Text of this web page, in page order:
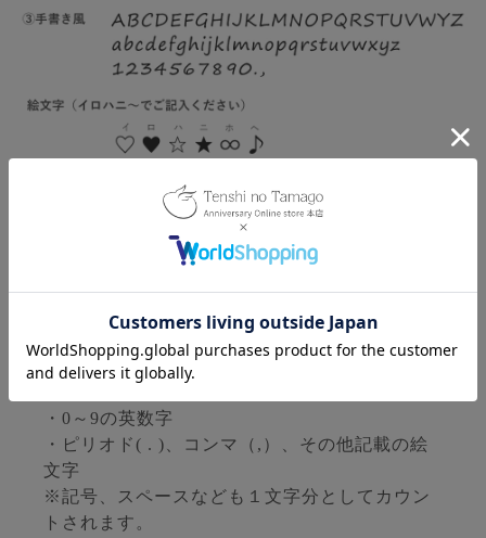
ご希望の方にリングの内側にメッセージやお名
前などを刻印(文字入れ)させていただきます。
◆掲示されています書体見本並びに注意事項を
ご参照願います。
◆こちらの商品に入れられる刻印文字数はアル
ファベット・英数字・記号合わせて 12文字まで
◆使用可能文字記号
・0～9の英数字
・ピリオド( . )、コンマ（,）、その他記載の絵
文字
※記号、スペースなども１文字分としてカウン
トされます。